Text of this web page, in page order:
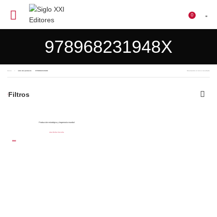
0 $0
978968231948X
isbn del producto 978968231948X Mostrando el único resultado
Filtros
Producción estratégica y hegemonía mundial
Ana Esther Ceceña
$560